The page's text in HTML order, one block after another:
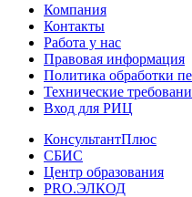
Компания
Контакты
Работа у нас
Правовая информация
Политика обработки
Технические
Вход для РИЦ
КонсультантПлюс
СБИС
Центр образования
PRO.ЭЛКОД